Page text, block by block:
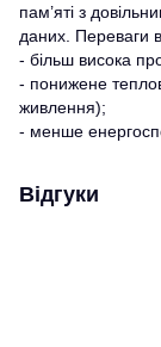
пам’яті з
даних. Переваги
- більш висока
- понижене
живлення);
- менше
Відгуки